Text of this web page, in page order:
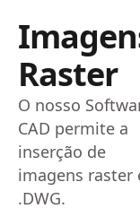
Raster
O nosso
CAD permite a
inserção de
imagens raster
.DWG.